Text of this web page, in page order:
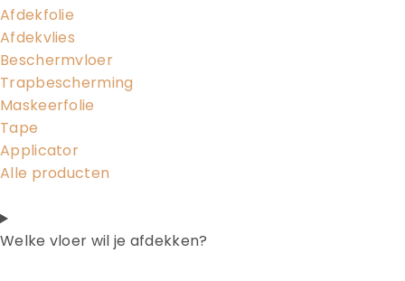
Afdekfolie
Afdekvlies
Beschermvloer
Trapbescherming
Maskeerfolie
Tape
Applicator
Alle producten
Welke vloer wil je afdekken?